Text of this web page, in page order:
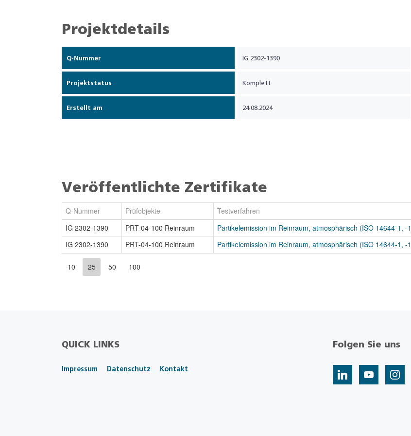
Projektdetails
Q-Nummer IG 2302-1390
Projektstatus Komplett
Erstellt am 24.08.2024
Veröffentlichte Zertifikate
Q-Nummer Prüfobjekte Testverfahren
IG 2302-1390
PRT-04-100 Reinraum Partikelemission im Reinraum, atmosphärisch (ISO 14644-1, -
IG 2302-1390
PRT-04-100 Reinraum Partikelemission im Reinraum, atmosphärisch (ISO 14644-1, -
10 25 50 100
QUICK LINKS
Impressum Datenschutz Kontakt
Folgen Sie uns